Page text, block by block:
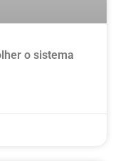
o sistema